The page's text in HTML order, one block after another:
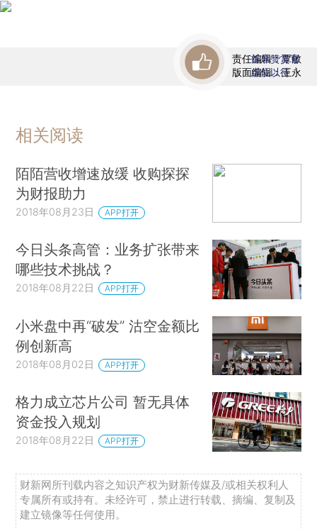
责任编辑：覃敏
版面编辑：王永
首席赞赏官
虚位以待
相关阅读
陌陌营收增速放缓 收购探探
为财报助力
2018年08月23日 APP打开
今日头条高管：业务扩张带来
哪些技术挑战？
2018年08月22日 APP打开
小米盘中再“破发” 沽空金额比
例创新高
2018年08月02日 APP打开
格力成立芯片公司 暂无具体
资金投入规划
2018年08月22日 APP打开
财新网所刊载内容之知识产权为财新传媒及/或相关权利人
专属所有或持有。未经许可，禁止进行转载、摘编、复制及
建立镜像等任何使用。